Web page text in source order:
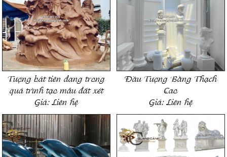
Tượng bát tiên đang trong
quá trình tạo mẫu đất xét
Giá:Liên hệ
Đầu Tượng Bằng Thạch
Cao
Giá:Liên hệ